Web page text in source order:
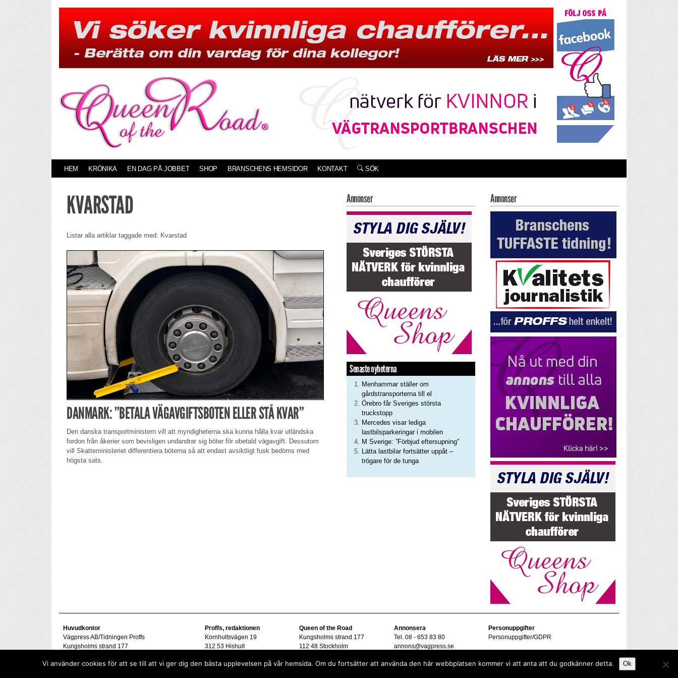
HEM KRÖNIKA EN DAG PÅ JOBBET SHOP BRANSCHENS HEMSIDOR KONTAKT SÖK
KVARSTAD
Listar alla artiklar taggade med: Kvarstad
DANMARK: ”BETALA VÄGAVGIFTSBOTEN ELLER STÅ KVAR”
Den danska transportministern vill att myndigheterna ska kunna hålla kvar utländska
fordon från åkerier som bevisligen undandrar sig böter för obetald vägavgift. Dessutom
vill Skatteministeriet differentiera böterna så att endast avsiktligt fusk bedöms med
högsta sats.
Annonser
Senaste nyheterna
Menhammar ställer om
gårdstransporterna till el
Örebro får Sveriges största
truckstopp
Mercedes visar lediga
lastbilsparkeringar i mobilen
M Sverige: ”Förbjud eftersupning”
Lätta lastbilar fortsätter uppåt –
trögare för de tunga
Annonser
Huvudkontor
Vägpress AB/Tidningen Proffs
Kungsholms strand 177
Proffs, redaktionen
Kornhultsvägen 19
312 53 Hishult
goran@vagpress.se
Queen of the Road
Kungsholms strand 177
112 48 Stockholm
Annonsera
Tel. 08 - 653 83 80
annons@vagpress.se
Personuppgifter
Personuppgifter/GDPR
Vi använder cookies för att se till att vi ger dig den bästa upplevelsen på vår hemsida. Om du fortsätter att använda den här webbplatsen kommer vi att anta att du godkänner detta. Ok